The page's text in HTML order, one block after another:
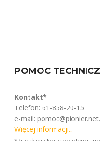
POMOC
Kontakt*
Telefon: 61-858-20-15
e-mail:
Więcej informacji...